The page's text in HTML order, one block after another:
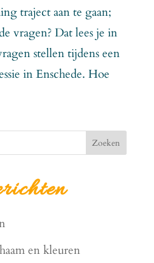
traject aan te gaan;
vragen? Dat lees je in
stellen tijdens een
in Enschede. Hoe
Zoeken
en kleuren